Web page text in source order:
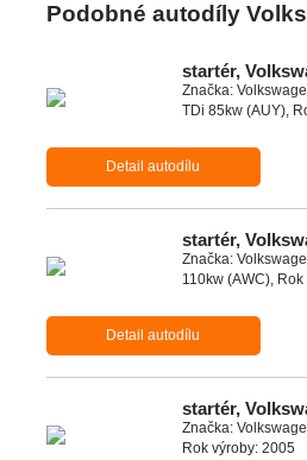
Podobné autodíly
startér,
Značka:
TDi 85kw (AUY),
Detail autodílu
startér,
Značka:
110kw (AWC),
Detail autodílu
startér,
Značka:
Rok výroby: 2005